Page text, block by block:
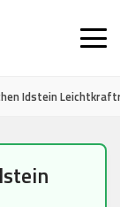
Idstein